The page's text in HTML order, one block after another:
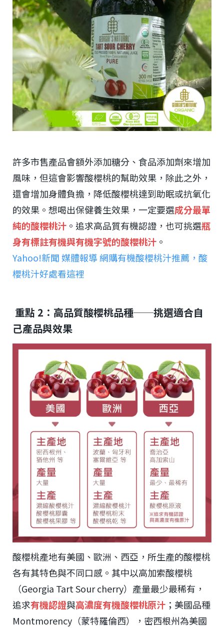
許多市售產品會額外添加糖分、食品添加劑來增加
風味，但這會影響酸櫻桃的幫助效果，除此之外，
還會增加身體負擔，降低酸櫻桃達到助眠或抗氧化
的效果。想喝出保健養生效果，一定要選成分最單
純的酸櫻桃汁 。追求高品質有機認證，也可挑選瓶
身有標註有機與有機字號的酸櫻桃汁 。
Yahoo!新聞 媒體報導 網購有機酸櫻桃汁推薦，酸
櫻桃汁好處看這裡
重點 2：高品質酸櫻桃品種──挑選適合自
己產品與效果
酸櫻桃產地有美國、歐洲、西亞，所生產的酸櫻桃
各有其特色與不同口感。其中以高加索酸櫻桃
（Georgia Tart Sour cherry）產量最少最稀有，
追求有機認證與高濃度有機酸櫻桃原汁 ；美國品種
Montmorency（蒙特羅倫西），密西根州為美國